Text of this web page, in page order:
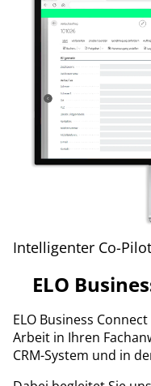
Intelligenter Co-Pilot
ELO
ELO Business
Arbeit in Ihren
CRM-System und in